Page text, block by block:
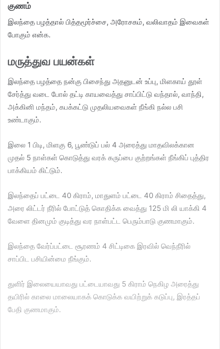
குணம்
இலந்தை பழத்தால் பித்தமூர்ச்சை, அரோசகம், வலிவாதம் இவைகள்
போகும் என்க.
மருத்துவ பயன்கள்
இலந்தை பழத்தை நன்கு பிசைந்து அதனுடன் உப்பு, மிளகாய் தூள்
சேர்த்து வடை போல் தட்டி காயவைத்து சாப்பிட்டு வந்தால், வாந்தி,
அக்கினி மந்தம், கபக்கட்டு முதலியவைகள் நீங்கி நல்ல பசி
உண்டாகும்.
இலை 1 பிடி, மிளகு 6, பூண்டுப் பல் 4 அரைத்து மாதவிலக்கான
முதல் 5 நாள்கள் கொடுத்து வரக் கருப்பை குற்றங்கள் நீங்கிப் புத்திர
பாக்கியம் கிட்டும்.
இலந்தைப் பட்டை 40 கிராம், மாதுளம் பட்டை 40 கிராம் சிதைத்து,
அரை லிட்டர் நீரில் போட்டுத் கொதிக்க வைத்து 125 மி லி யாக்கி 4
வேளை தினமும் குடித்து வர நாள்பட்ட பெரும்பாடு குணமாகும்.
இலந்தை வேர்ப்பட்டை சூரணம் 4 சிட்டிகை இரவில் வெந்நீரில்
சாப்பிட பசியின்மை நீங்கும்.
துளிர் இலையையாவது பட்டையாவது 5 கிராம் நெகிழ அரைத்து
தயிரில் காலை மாலையாகக் கொடுக்க வயிற்றுக் கடுப்பு, இரத்தப்
பேதி குணமாகும்.